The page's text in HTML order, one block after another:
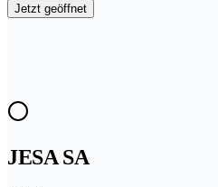
Jetzt geöffnet
JESA SA